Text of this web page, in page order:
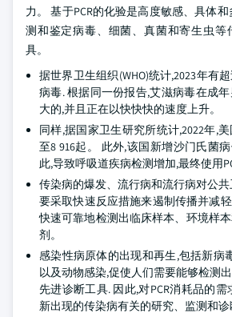
力。 基于PCR的化验是高度敏感、具体
测和鉴定病毒、细菌、真菌和寄生虫等
具。
据世界卫生组织(WHO)统计,2023年有
病毒. 根据同一份报告,艾滋病毒在成
大的,并且正在以快快快的速度上升。
同样,据国家卫生研究所统计,2022年,
至8 916起。 此外,该国新增沙门氏菌
此,导致呼吸道疾病检测增加,最终使用
传染病的爆发、流行病和流行病对公
要采取快速反应措施来遏制传播并减
快速可靠地检测出临床样本、环境样
剂。
感染性病原体的出现和再生,包括新病
以及动物感染,促使人们需要能够检测
先进诊断工具. 因此,对PCR消耗品的
新出现的传染病有关的研究、监测和诊